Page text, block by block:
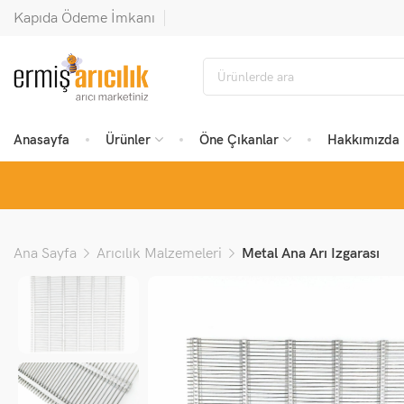
Kapıda Ödeme İmkanı
Anasayfa Ürünler Öne Çıkanlar Hakkımızda
Ana Sayfa Arıcılık Malzemeleri Metal Ana Arı Izgarası